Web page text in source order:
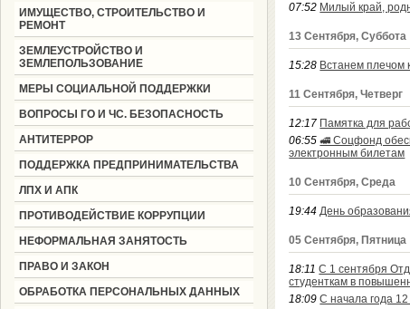
ИМУЩЕСТВО, СТРОИТЕЛЬСТВО И
РЕМОНТ
ЗЕМЛЕУСТРОЙСТВО И
ЗЕМЛЕПОЛЬЗОВАНИЕ
МЕРЫ СОЦИАЛЬНОЙ ПОДДЕРЖКИ
ВОПРОСЫ ГО И ЧС. БЕЗОПАСНОСТЬ
АНТИТЕРРОР
ПОДДЕРЖКА ПРЕДПРИНИМАТЕЛЬСТВА
ЛПХ И АПК
ПРОТИВОДЕЙСТВИЕ КОРРУПЦИИ
НЕФОРМАЛЬНАЯ ЗАНЯТОСТЬ
ПРАВО И ЗАКОН
ОБРАБОТКА ПЕРСОНАЛЬНЫХ ДАННЫХ
07:52 Милый край,
13 Сентября, Суббота
15:28 Встанем плечом
11 Сентября, Четверг
12:17 Памятка для
06:55 🚅 Соцфонд
электронным билетам
10 Сентября, Среда
19:44 День
05 Сентября, Пятница
18:11 С 1 сентября
студенткам в
18:09 С начала года